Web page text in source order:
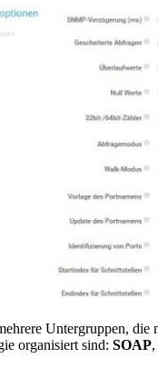
Untergruppen, die
organisiert sind: SOAP,